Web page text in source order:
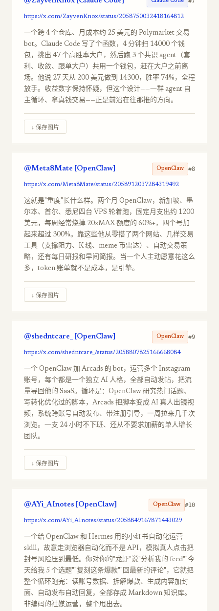
https://x.com/ZayvenKnox/status/2058750032418164812
一个跨 4 个仓库、月成本约 25 美元的 Polymarket 交易
bot。Claude Code 写了个函数，4 分钟扫 14000 个钱
包，挑出 47 个高胜率大户，然后跑 3 个共识 agent（套
利、收敛、跟单大户）共用一个钱包，赶在大户之前离
场。他说 27 天从 200 美元做到 14300，胜率 74%，全程
放手。收益数字保持怀疑，但这个设计——一群 agent 自
主循环、拿真钱交易——正是前沿在往那推的方向。
↓ 保存图片
@Meta8Mate [OpenClaw] OpenClaw #8
https://x.com/Meta8Mate/status/2058912037284319492
这就是"重度"长什么样。两个月 OpenClaw，新加坡、墨
尔本、首尔、悉尼四台 VPS 轮着跑，固定月支出约 1200
美元，每周经常烧掉 20×MAX 额度的 60%+，四个号加
起来超过 300%。靠这些他从零搭了两个网站、几样交易
工具（支撑阻力、K 线、meme 币雷达）、自动交易策
略，还有每日研报和早间简报。当一个人主动愿意花这么
多，token 账单就不是成本，是引擎。
↓ 保存图片
@shedntcare_ [OpenClaw] OpenClaw #9
https://x.com/shedntcare_/status/2058807825166668084
一个 OpenClaw 加 Arcads 的 bot，运营多个 Instagram
账号，每个都是一个独立 AI 人格，全部自动发帖，把流
量导回他的 SaaS。循环是：OpenClaw 研究热门话题、
写转化优化过的脚本，Arcads 把脚本变成 AI 真人出镜视
频，系统跨账号自动发布、带注册引导，一周拉来几千次
浏览。一支 24 小时不下班、还从不要求加薪的单人增长
团队。
↓ 保存图片
@AYi_AInotes [OpenClaw] OpenClaw #10
https://x.com/AYi_AInotes/status/2058849167871443029
一个给 OpenClaw 和 Hermes 用的小红书自动化运营
skill，故意走浏览器自动化而不是 API，模拟真人点击把
封号风险压到最低。你对你的"龙虾"说"分析我的 feed""今
天给我 5 个选题""复刻这条爆款""回最新的评论"，它就把
整个循环跑完：读账号数据、拆解爆款、生成内容加封
面、自动发布自动回复，全部存成 Markdown 知识库。
非编码的社媒运营，整个甩出去。